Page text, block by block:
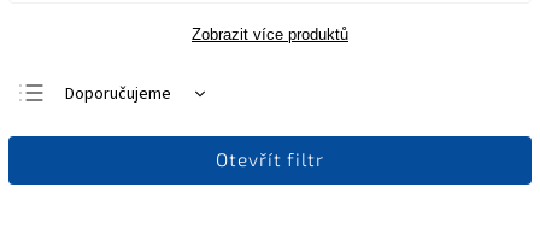
Zobrazit více produktů
Doporučujeme
Nejlevnější
Otevřít filtr